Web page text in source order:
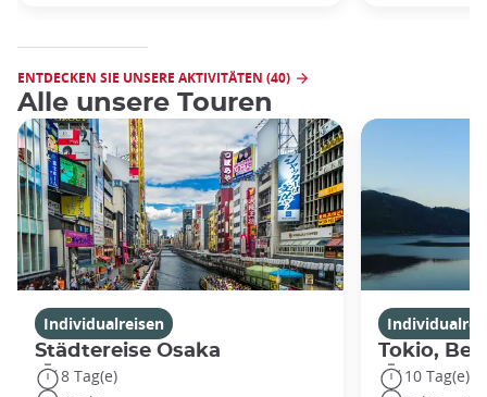
ENTDECKEN SIE UNSERE AKTIVITÄTEN (40)
Alle unsere Touren
Individualreisen
Städtereise Osaka
8 Tag(e)
Tokio,
10 Tag(e)